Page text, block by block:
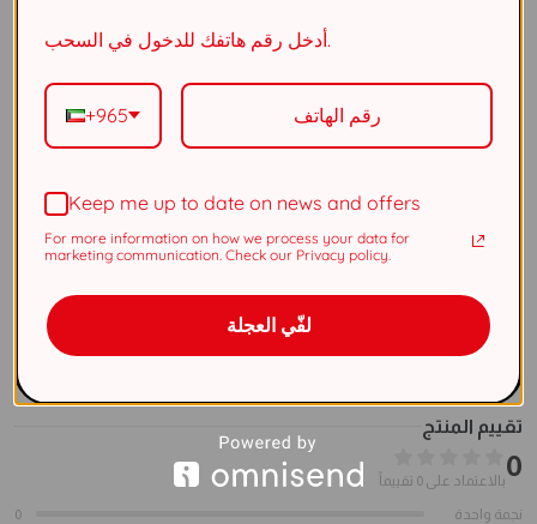
المادة فضة استرلينى عيار ٩٢٥
أطفال
لون الحجر
تقييم المنتج
0بالاعتماد على 0 تقييماً
نجمة واحدة
0
أدخل رقم هاتفك للدخول في السحب.
+965
Keep me up to date on news and offers
For more information on how we process your data for
marketing communication. Check our Privacy policy.
لفّي العجلة